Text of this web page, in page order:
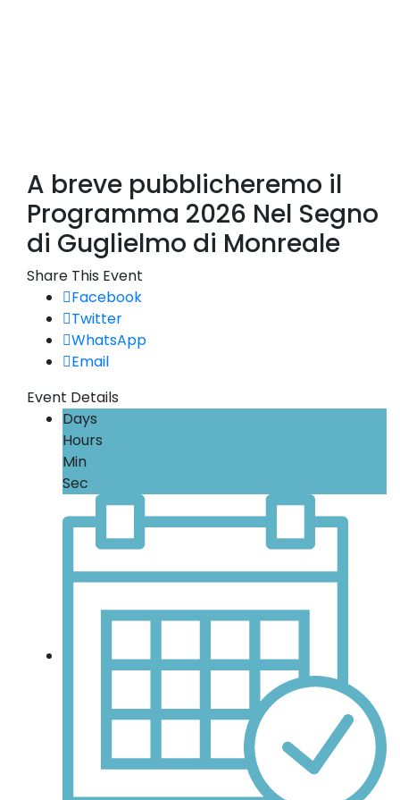
A breve pubblicheremo il
Programma 2026 Nel Segno
di Guglielmo di Monreale
Share This Event
Facebook
Twitter
WhatsApp
Email
Event Details
Days
Hours
Min
Sec